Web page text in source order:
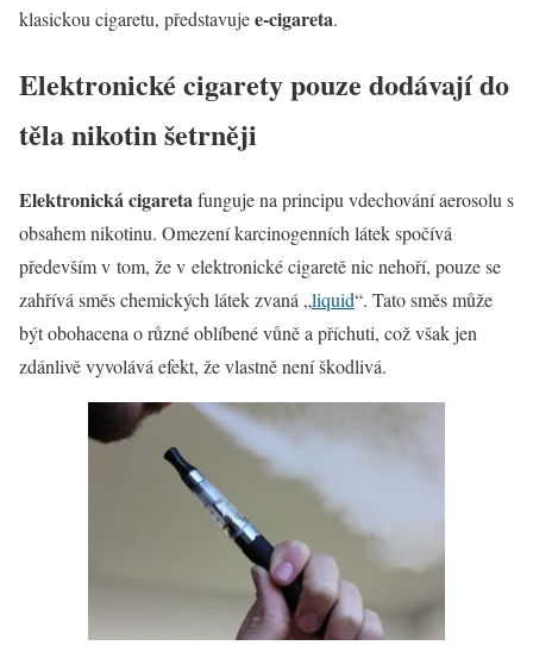
klasickou cigaretu, představujee-cigareta.
Elektronické cigarety pouze dodávají do
těla nikotin šetrněji
Elektronická cigaretafunguje na principu vdechování aerosolu s
obsahem nikotinu. Omezení karcinogenních látek spočívá
především v tom, že v elektronické cigaretě nic nehoří, pouze se
zahřívá směs chemických látek zvaná „liquid“. Tato směs může
být obohacena o různé oblíbené vůně a příchuti, což však jen
zdánlivě vyvolává efekt, že vlastně není škodlivá.